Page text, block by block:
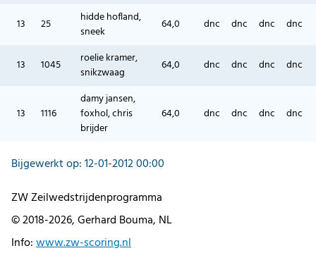
13 25
hidde hofland,
sneek
64,0 dnc dnc dnc dnc
13 1045
roelie kramer,
snikzwaag
64,0 dnc dnc dnc dnc
13 1116
damy jansen,
foxhol, chris
brijder
64,0 dnc dnc dnc dnc
Bijgewerkt op: 12-01-2012 00:00
ZW Zeilwedstrijdenprogramma
© 2018-2026, Gerhard Bouma, NL
Info:www.zw-scoring.nl